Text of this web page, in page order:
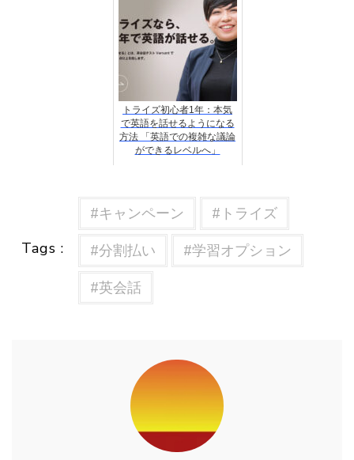
トライズ初心者1年：本気
で英語を話せるようになる
方法 「英語での複雑な議論
ができるレベルへ」
Tags :
#キャンペーン
#トライズ
#分割払い
#学習オプション
#英会話